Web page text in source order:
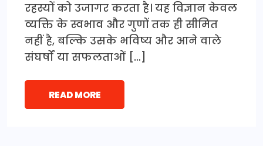
रहस्यों को उजागर करता है। यह विज्ञान केवल
व्यक्ति के स्वभाव और गुणों तक ही सीमित
नहीं है, बल्कि उसके भविष्य और आने वाले
संघर्षों या सफलताओं […]
READ MORE